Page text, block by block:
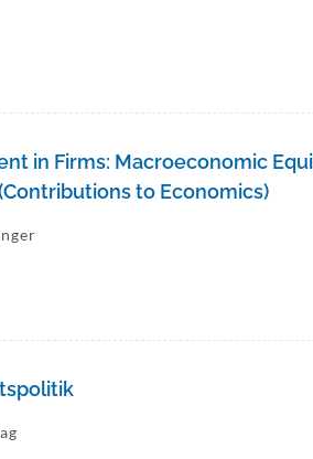
in Firms: Macroeconomic
to Economics)